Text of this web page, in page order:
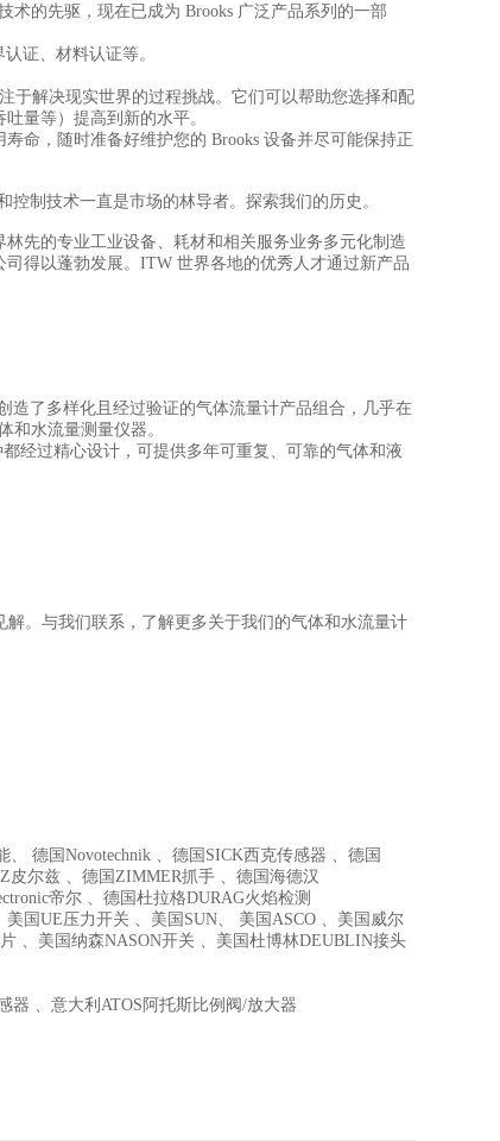
术的先驱，现在已成为 Brooks 广泛产品系列的一部
证、材料认证等。
于解决现实世界的过程挑战。它们可以帮助您选择和配
量等）提高到新的水平。
命，随时准备好维护您的 Brooks 设备并尽可能保持正
控制技术一直是市场的林导者。探索我们的历史。
先的专业工业设备、耗材和相关服务业务多元化制造
得以蓬勃发展。ITW 世界各地的优秀人才通过新产品
造了多样化且经过验证的气体流量计产品组合，几乎在
和水流量测量仪器。
经过精心设计，可提供多年可重复、可靠的气体和液
。与我们联系，了解更多关于我们的气体和水流量计
德国Novotechnik 、德国SICK西克传感器 、德国
尔兹 、德国ZIMMER抓手 、德国海德汉
帝尔 、德国杜拉格DURAG火焰检测
国UE压力开关 、美国SUN、 美国ASCO 、美国威尔
、美国纳森NASON开关 、美国杜博林DEUBLIN接头
器 、意大利ATOS阿托斯比例阀/放大器